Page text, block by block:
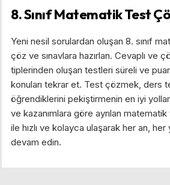
8. Sınıf Matematik Test
Yeni nesil sorulardan oluşan 8. sınıf
çöz ve sınavlara hazırlan. Cevaplı ve
tiplerinden oluşan testleri süreli ve
konuları tekrar et. Test çözmek, ders
öğrendiklerini pekiştirmenin en iyi
ve kazanımlara göre ayrılan matematik
ile hızlı ve kolayca ulaşarak her an,
devam edin.